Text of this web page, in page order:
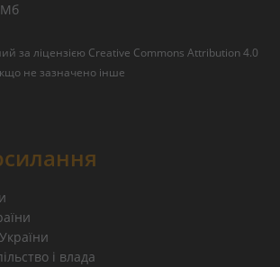
Мб
за ліцензією Creative Commons Attribution 4.0
не зазначено інше
і влада